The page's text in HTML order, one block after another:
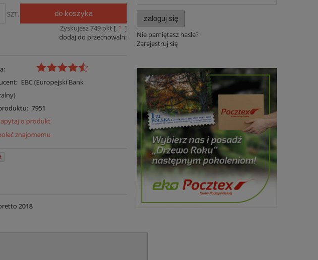
SZT. do koszyka
Zyskujesz749pkt [ ? ]
dodaj do przechowalni
EBC (Europejski Bank
7951
o produkt
znajomemu
2018
zaloguj się
Nie pamiętasz hasła?
Zarejestruj się